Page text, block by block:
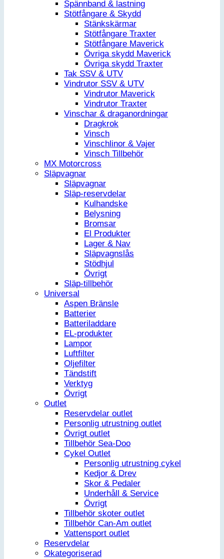
Spännband & lastning
Stötfångare & Skydd
Stänkskärmar
Stötfångare Traxter
Stötfångare Maverick
Övriga skydd Maverick
Övriga skydd Traxter
Tak SSV & UTV
Vindrutor SSV & UTV
Vindrutor Maverick
Vindrutor Traxter
Vinschar & draganordningar
Dragkrok
Vinsch
Vinschlinor & Vajer
Vinsch Tillbehör
MX Motorcross
Släpvagnar
Släpvagnar
Släp-reservdelar
Kulhandske
Belysning
Bromsar
El Produkter
Lager & Nav
Släpvagnslås
Stödhjul
Övrigt
Släp-tillbehör
Universal
Aspen Bränsle
Batterier
Batteriladdare
EL-produkter
Lampor
Luftfilter
Oljefilter
Tändstift
Verktyg
Övrigt
Outlet
Reservdelar outlet
Personlig utrustning outlet
Övrigt outlet
Tillbehör Sea-Doo
Cykel Outlet
Personlig utrustning cykel
Kedjor & Drev
Skor & Pedaler
Underhåll & Service
Övrigt
Tillbehör skoter outlet
Tillbehör Can-Am outlet
Vattensport outlet
Reservdelar
Okategoriserad